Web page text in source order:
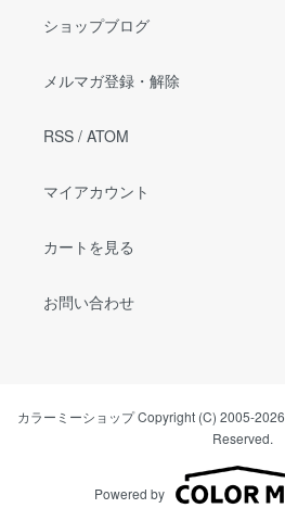
ショップブログ
メルマガ登録・解除
RSS / ATOM
マイアカウント
カートを見る
お問い合わせ
カラーミーショップCopyright (C) 2005-2026
Reserved.
Powered by